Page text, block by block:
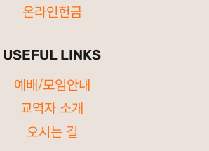
온라인헌금
USEFUL LINKS
예배/모임안내
교역자 소개
오시는 길